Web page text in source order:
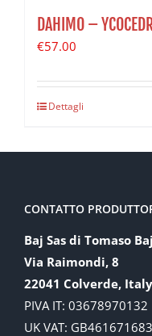
DAHIMO –
€57.00
Dettagli
CONTATTO
Baj Sas di Tomaso
Via Raimondi, 8
22041 Colverde, Italy
PIVA IT: 03678970132
UK VAT: GB461671683